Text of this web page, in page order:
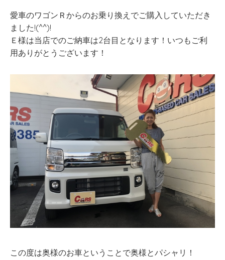
愛車のワゴンＲからのお乗り換えでご購入していただき
ました!(^^)!
Ｅ様は当店でのご納車は2台目となります！いつもご利
用ありがとうございます！
この度は奥様のお車ということで奥様とパシャリ！